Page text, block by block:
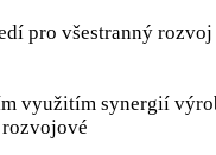
pro všestranný
využitím synergií